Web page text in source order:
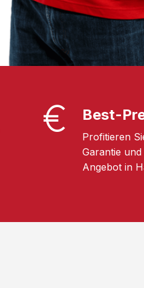
Best-
Profitieren
Garantie
Angebot in